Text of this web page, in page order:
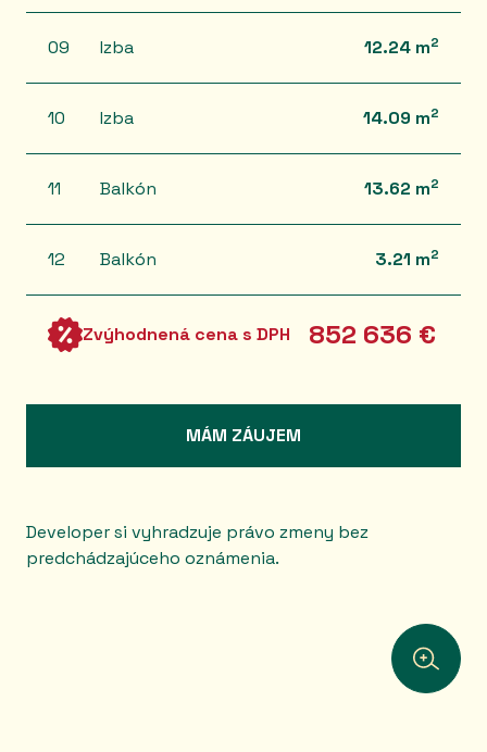
09 Izba 12.24 m2
10 Izba 14.09 m2
11 Balkón 13.62 m2
12 Balkón 3.21 m2
Zvýhodnená cena s DPH 852 636 €
MÁM ZÁUJEM
Developer si vyhradzuje právo zmeny bez
predchádzajúceho oznámenia.